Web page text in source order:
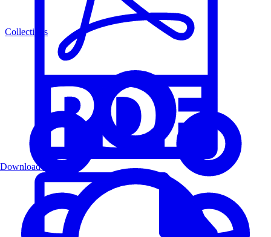
Collections
Download PDF